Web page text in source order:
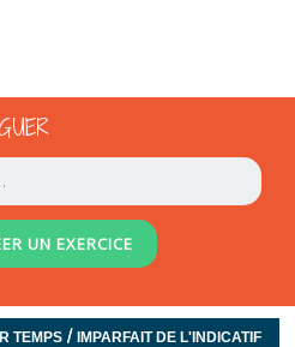
UN EXERCICE
TEMPS / IMPARFAIT DE L'INDICATIF